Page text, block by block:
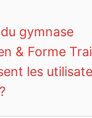
gymnase
& Forme
les